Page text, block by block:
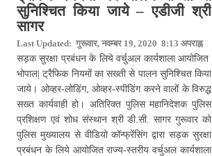
सुनिश्चित किया जाये – एडीजी श्री
सागर
Last Updated: गुरूवार, नवम्बर 19, 2020 8:13 अपराह्न
सड़क सुरक्षा प्रबंधन के लिये वर्चुअल कार्यशाला आयोजित
भोपाल| ट्रैफिक नियमों का सख्ती से पालन सुनिश्चित किया
जाये। ओव्हर-लोडिंग, ओव्हर-स्पीडिंग करने वालों के विरुद्ध
सख्त कार्यवाही हो। अतिरिक्त पुलिस महानिदेशक पुलिस
प्रशिक्षण एवं शोध संस्थान श्री डी.सी. सागर गुरूवार को
पुलिस मुख्यालय से वीडियो कॉन्फ्रेंसिंग द्वारा सड़क सुरक्षा
प्रबंधन के लिये आयोजित राज्य-स्तरीय वर्चुअल कार्यशाला